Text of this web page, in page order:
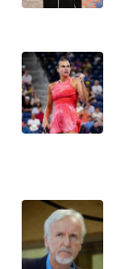
SERAMBI
WN
JAMBI
WN
NTB
WN